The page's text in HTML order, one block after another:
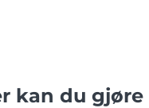
kan du gjøre